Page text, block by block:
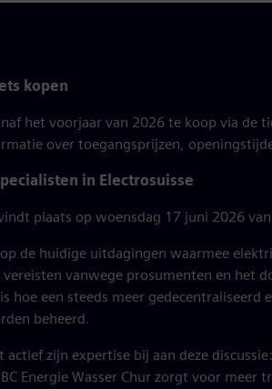
kopen
het voorjaar van 2026 te koop via de
over toegangsprijzen,
in Electrosuisse
plaats op woensdag 17 juni 2026
de huidige uitdagingen waarmee
vanwege prosumenten en het
hoe een steeds meer
beheerd.
actief zijn expertise bij aan deze
Energie Wasser Chur zorgt voor